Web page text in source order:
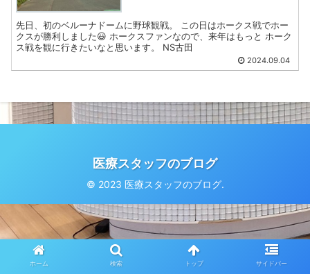
先日、初のベルーナドームに野球観戦。 この日はホークス戦でホー
クスが勝利しました😃 ホークスファンなので、来年はもっと ホーク
ス戦を観に行きたいなと思います。 NS古田
2024.09.04
医療スタッフのブログ
© 2023 医療スタッフのブログ.
ホーム 検索 トップ サイドバー